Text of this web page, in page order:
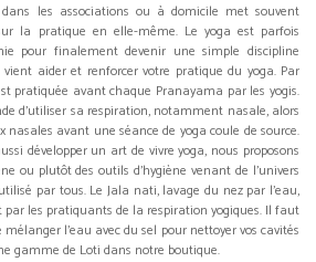
les associations ou à domicile met souvent
la pratique en elle-même. Le yoga est parfois
pour finalement devenir une simple discipline
vient aider et renforcer votre pratique du yoga. Par
pratiquée avant chaque Pranayama par les yogis.
d’utiliser sa respiration, notamment nasale, alors
nasales avant une séance de yoga coule de source.
développer un art de vivre yoga, nous proposons
ou plutôt des outils d’hygiène venant de l'univers
par tous. Le Jala nati, lavage du nez par l'eau,
les pratiquants de la respiration yogiques. Il faut
l'eau avec du sel pour nettoyer vos cavités
gamme de Loti dans notre boutique.